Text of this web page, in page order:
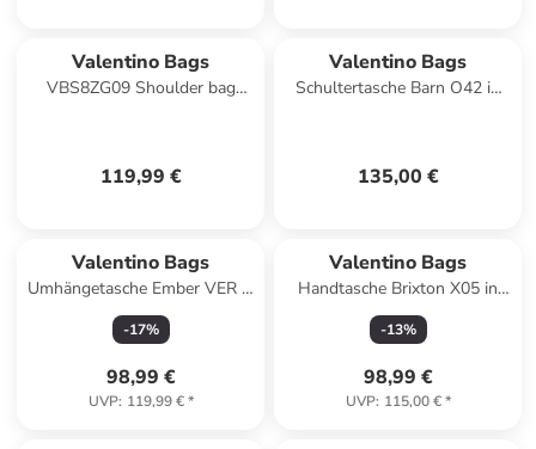
Valentino Bags
VBS8ZG09 Shoulder bag
119,99 €
Valentino Bags
Schultertasche Barn O42 in
135,00 €
Valentino Bags
Umhängetasche Ember VER in
Rubino
-17%
98,99 €
UVP: 119,99 €*
Valentino Bags
Handtasche Brixton X05 in
Taupe
-13%
98,99 €
UVP: 115,00 €*